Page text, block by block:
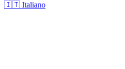
🇮🇹 Italiano